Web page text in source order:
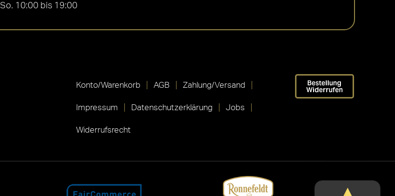
So. 10:00 bis 19:00
Konto/Warenkorb AGB Zahlung/Versand
Impressum Datenschutzerklärung Jobs
Widerrufsrecht
Bestellung
Widerrufen